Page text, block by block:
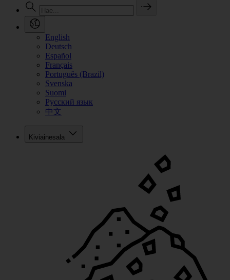
English
Deutsch
Español
Français
Português (Brazil)
Svenska
Suomi
Русский язык
中文
Kiviainesala